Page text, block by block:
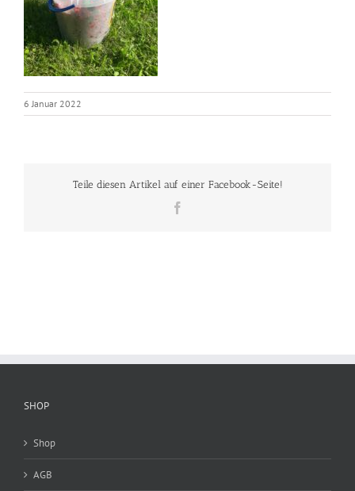
6 Januar 2022
Teile diesen Artikel auf einer Facebook-Seite!
SHOP
Shop
AGB